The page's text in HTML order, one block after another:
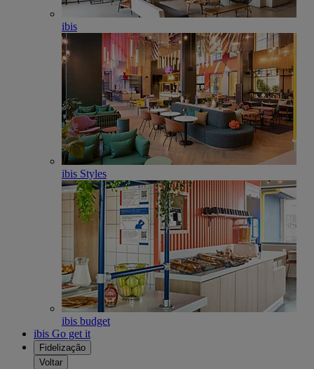
ibis
ibis Styles
ibis budget
ibis Go get it
Fidelização
Voltar